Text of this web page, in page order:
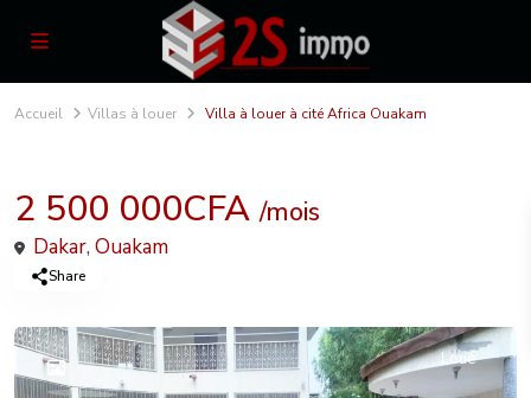
Accueil Villas à louer Villa à louer à cité Africa Ouakam
2 500 000CFA/mois
Dakar, Ouakam
Share
Loué